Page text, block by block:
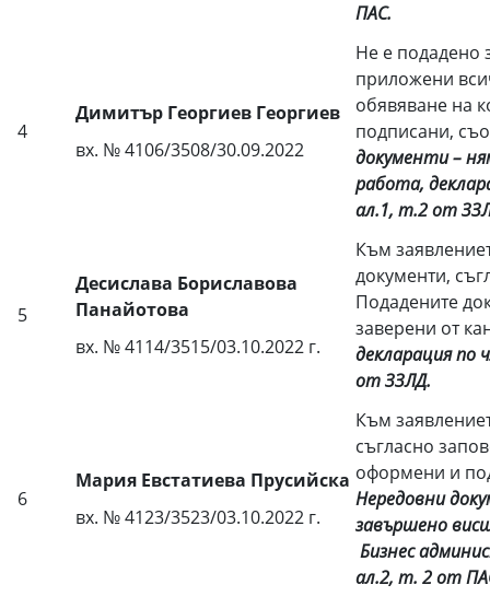
ПАС.
4
Димитър Георгиев Георгиев
вх. № 4106/3508/30.09.2022
Не е подадено
приложени
обявяване на
подписани,
документи –
работа,
ал.1, т.2 от
5
Десислава Бориславова
Панайотова
вх. № 4114/3515/03.10.2022 г.
Към
документи,
Подадените
заверени от
декларация по
от ЗЗЛД.
6
Мария Евстатиева Прусийска
вх. № 4123/3523/03.10.2022 г.
Към
съгласно
оформени и
Нередовни
завършено
Бизнес
ал.2, т. 2от